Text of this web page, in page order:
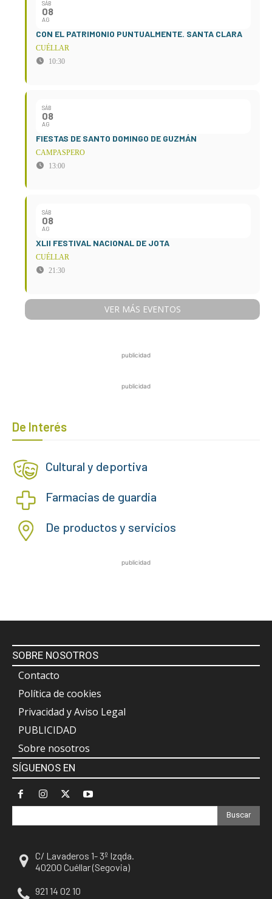
SÁB
08
AG
CON EL PATRIMONIO PUNTUALMENTE. SANTA CLARA
CUÉLLAR
10:30
SÁB
08
AG
FIESTAS DE SANTO DOMINGO DE GUZMÁN
CAMPASPERO
13:00
SÁB
08
AG
XLII FESTIVAL NACIONAL DE JOTA
CUÉLLAR
21:30
VER MÁS EVENTOS
publicidad
publicidad
De Interés
Cultural y deportiva
Farmacias de guardia
De productos y servicios
publicidad
SOBRE NOSOTROS
Contacto
Política de cookies
Privacidad y Aviso Legal
PUBLICIDAD
Sobre nosotros
SÍGUENOS EN
Buscar
C/ Lavaderos 1- 3º Izqda.
40200 Cuéllar (Segovia)
921 14 02 10